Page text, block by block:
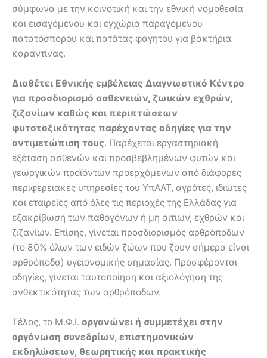
σύμφωνα με την κοινοτική και την εθνική νομοθεσία
και εισαγόμενου και εγχώρια παραγόμενου
πατατόσπορου και πατάτας φαγητού για βακτήρια
καραντίνας.
Διαθέτει Εθνικής εμβέλειας Διαγνωστικό Κέντρο
για προσδιορισμό ασθενειών, ζωικών εχθρών,
ζιζανίων καθώς και περιπτώσεων
φυτοτοξικότητας παρέχοντας οδηγίες για την
αντιμετώπιση τους. Παρέχεται εργαστηριακή
εξέταση ασθενών και προσβεβλημένων φυτών και
γεωργικών προϊόντων προερχόμενων από διάφορες
περιφερειακές υπηρεσίες του ΥπΑΑΤ, αγρότες, ιδιώτες
και εταιρείες από όλες τις περιοχές της Ελλάδας για
εξακρίβωση των παθογόνων ή μη αιτιών, εχθρών και
ζιζανίων. Επίσης, γίνεται προσδιορισμός αρθρόποδων
(το 80% όλων των ειδών ζώων που ζουν σήμερα είναι
αρθρόποδα) υγειονομικής σημασίας. Προσφέρονται
οδηγίες, γίνεται ταυτοποίηση και αξιολόγηση της
ανθεκτικότητας των αρθρόποδων.
Τέλος, το Μ.Φ.Ι. οργανώνει ή συμμετέχει στην
οργάνωση συνεδρίων, επιστημονικών
εκδηλώσεων, θεωρητικής και πρακτικής